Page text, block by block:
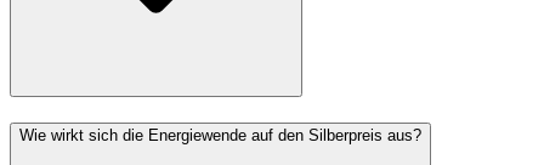
Wie wirkt sich die Energiewende auf den Silberpreis aus?